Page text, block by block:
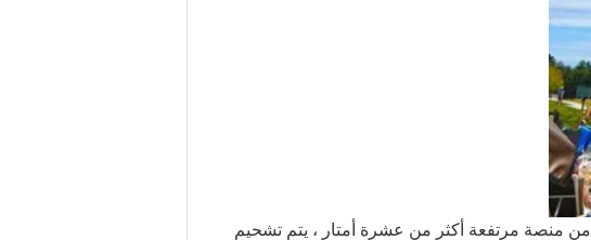
من منصة مرتفعة أكثر من عشرة أمتار ، يتم تشحيم